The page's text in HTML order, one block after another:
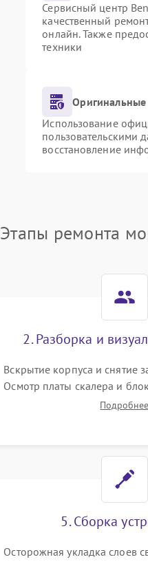
Сервисный центр
качественный
онлайн. Также
техники
Использование
пользовательскими
восстановление
Этапы ремонта
2. Разборка и
Вскрытие корпуса и снятие
Осмотр платы скалера и
наличие вздутых
Подробнее
5. Сборка
Осторожная укладка слоев